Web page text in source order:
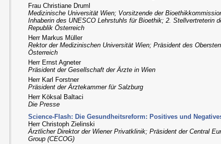
Frau Christiane Druml
Medizinische Universität Wien; Vorsitzende der
Inhaberin des UNESCO Lehrstuhls für Bioethik; 2. Stellvertreterin
Republik Österreich
Herr Markus Müller
Rektor der Medizinischen Universität Wien; Präsident des
Österreich
Herr Ernst Agneter
Präsident der Gesellschaft der Ärzte in Wien
Herr Karl Forstner
Präsident der Ärztekammer für Salzburg
Herr Köksal Baltaci
Die Presse
Science-Flash: Die Gesundheitsreform: Positives und
Herr Christoph Zielinski
Ärztlicher Direktor der Wiener Privatklinik; Präsident der Central
Group (CECOG)